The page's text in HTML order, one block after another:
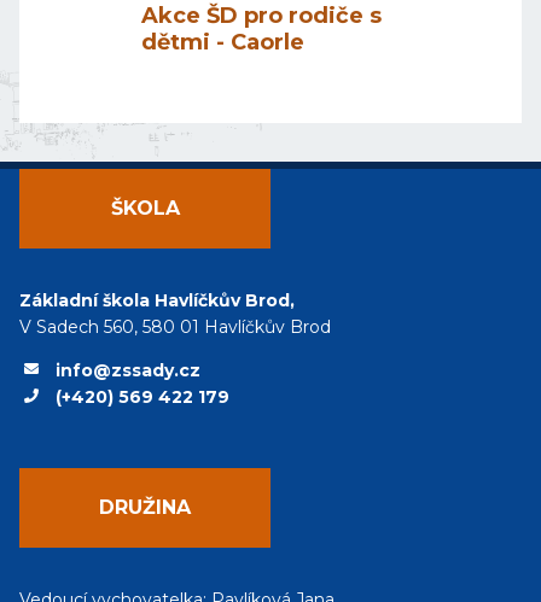
Akce ŠD pro rodiče s
dětmi - Caorle
ŠKOLA
Základní škola Havlíčkův Brod,
V Sadech 560, 580 01 Havlíčkův Brod
info@zssady.cz
(+420) 569 422 179
DRUŽINA